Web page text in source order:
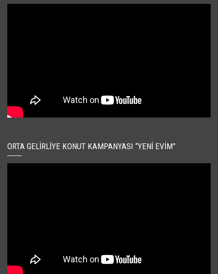
ORTA GELIRLIYE KONUT KAMPANYASI “YENI EVIM”